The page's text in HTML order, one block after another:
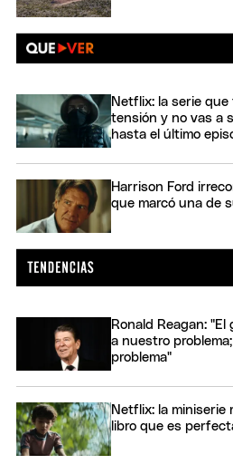
Netflix: la serie
tensión y no vas a
hasta el último
Harrison Ford
que marcó una de
Ronald Reagan:
a nuestro
problema"
Netflix: la miniserie
libro que es